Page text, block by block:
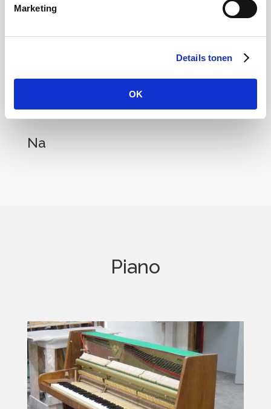
Marketing
Details tonen
OK
Na
Piano